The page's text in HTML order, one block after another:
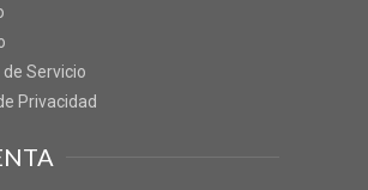
Servicio
Privacidad